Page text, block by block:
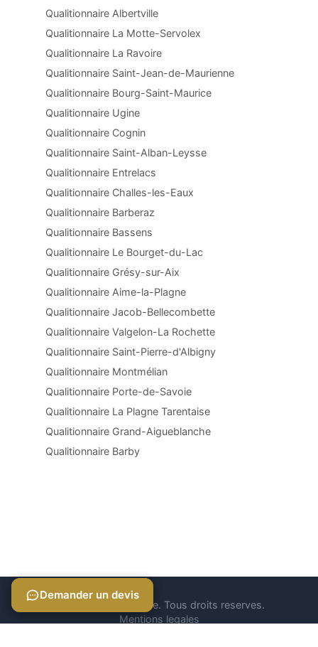
Qualitionnaire Albertville
Qualitionnaire La Motte-Servolex
Qualitionnaire La Ravoire
Qualitionnaire Saint-Jean-de-Maurienne
Qualitionnaire Bourg-Saint-Maurice
Qualitionnaire Ugine
Qualitionnaire Cognin
Qualitionnaire Saint-Alban-Leysse
Qualitionnaire Entrelacs
Qualitionnaire Challes-les-Eaux
Qualitionnaire Barberaz
Qualitionnaire Bassens
Qualitionnaire Le Bourget-du-Lac
Qualitionnaire Grésy-sur-Aix
Qualitionnaire Aime-la-Plagne
Qualitionnaire Jacob-Bellecombette
Qualitionnaire Valgelon-La Rochette
Qualitionnaire Saint-Pierre-d'Albigny
Qualitionnaire Montmélian
Qualitionnaire Porte-de-Savoie
Qualitionnaire La Plagne Tarentaise
Qualitionnaire Grand-Aigueblanche
Qualitionnaire Barby
© 2026 Qualitionnaire. Tous droits reserves.
Mentions legales
Demander un devis
Demander un devis